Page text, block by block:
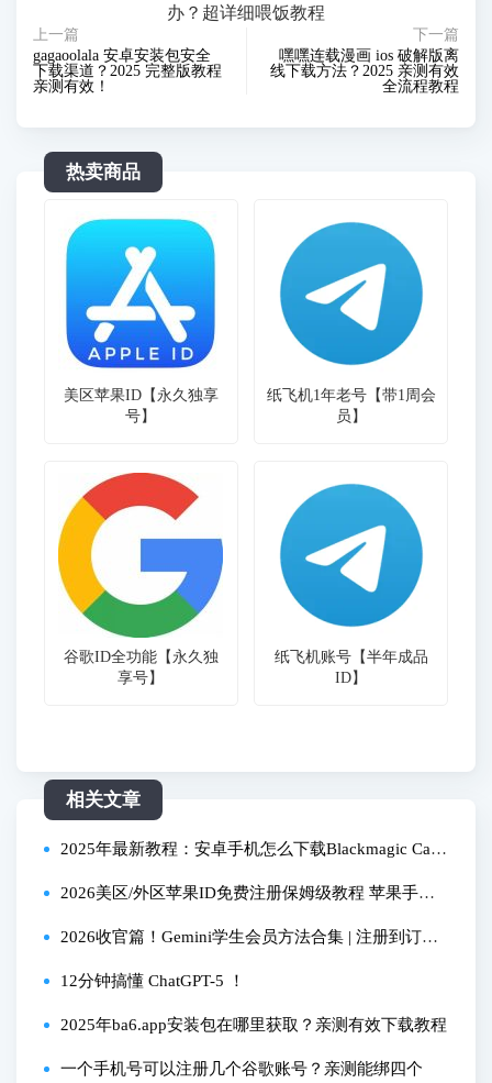
上一篇
gagaoolala 安卓安装包安全
下载渠道？2025 完整版教程
亲测有效！
下一篇
嘿嘿连载漫画 ios 破解版离
线下载方法？2025 亲测有效
全流程教程
热卖商品
美区苹果ID【永久独享
号】
纸飞机1年老号【带1周会
员】
谷歌ID全功能【永久独
享号】
纸飞机账号【半年成品
ID】
相关文章
2025年最新教程：安卓手机怎么下载Blackmagic Cam
era应用？亲测可用！
2026美区/外区苹果ID免费注册保姆级教程 苹果手机
突破限制下载软件全攻略
2026收官篇！Gemini学生会员方法合集 | 注册到订阅
全流程演示与总结 | 解决资格账号、学生认证、绑
卡、养号等核心问题
12分钟搞懂 ChatGPT-5 ！
2025年ba6.app安装包在哪里获取？亲测有效下载教程
一个手机号可以注册几个谷歌账号？亲测能绑四个